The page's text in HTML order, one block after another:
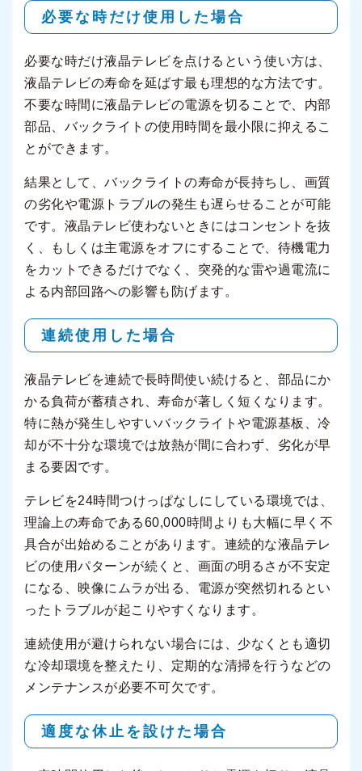
必要な時だけ使用した場合
必要な時だけ液晶テレビを点けるという使い方は、
液晶テレビの寿命を延ばす最も理想的な方法です。
不要な時間に液晶テレビの電源を切ることで、内部
部品、バックライトの使用時間を最小限に抑えるこ
とができます。
結果として、バックライトの寿命が長持ちし、画質
の劣化や電源トラブルの発生も遅らせることが可能
です。液晶テレビ使わないときにはコンセントを抜
く、もしくは主電源をオフにすることで、待機電力
をカットできるだけでなく、突発的な雷や過電流に
よる内部回路への影響も防げます。
連続使用した場合
液晶テレビを連続で長時間使い続けると、部品にか
かる負荷が蓄積され、寿命が著しく短くなります。
特に熱が発生しやすいバックライトや電源基板、冷
却が不十分な環境では放熱が間に合わず、劣化が早
まる要因です。
テレビを24時間つけっぱなしにしている環境では、
理論上の寿命である60,000時間よりも大幅に早く不
具合が出始めることがあります。連続的な液晶テレ
ビの使用パターンが続くと、画面の明るさが不安定
になる、映像にムラが出る、電源が突然切れるとい
ったトラブルが起こりやすくなります。
連続使用が避けられない場合には、少なくとも適切
な冷却環境を整えたり、定期的な清掃を行うなどの
メンテナンスが必要不可欠です。
適度な休止を設けた場合